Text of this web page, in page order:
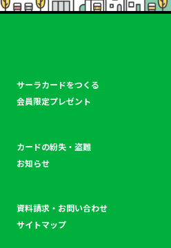
サーラカードをつくる
会員限定プレゼント
カードの紛失・盗難
お知らせ
資料請求・お問い合わせ
サイトマップ